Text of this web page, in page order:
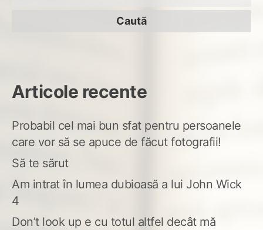
Articole recente
Probabil cel mai bun sfat pentru persoanele
care vor să se apuce de făcut fotografii!
Să te sărut
Am intrat în lumea dubioasă a lui John Wick
4
Don’t look up e cu totul altfel decât mă